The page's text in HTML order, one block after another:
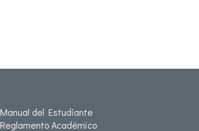
Manual del Estudiante
Reglamento Académico